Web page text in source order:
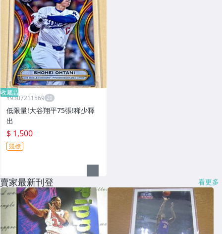
收藏品
Y9307211569
低限量!大谷翔平75張!稀少釋
出
$ 1,500
競標
賣家最新刊登 看更多